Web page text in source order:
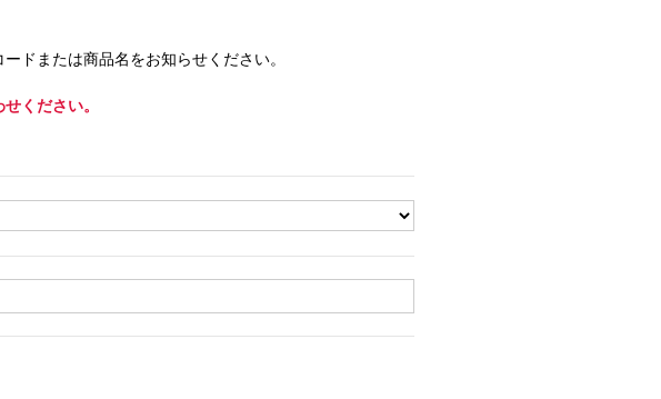
ドまたは商品名をお知らせください。
ください。